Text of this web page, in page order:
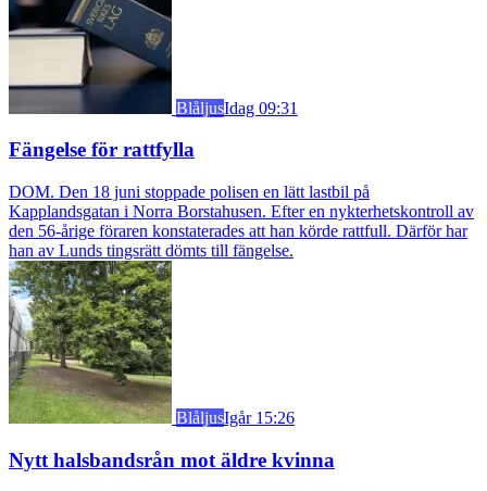
BlåljusIdag 09:31
Fängelse för rattfylla
DOM. Den 18 juni stoppade polisen en lätt lastbil på
Kapplandsgatan i Norra Borstahusen. Efter en nykterhetskontroll av
den 56-årige föraren konstaterades att han körde rattfull. Därför har
han av Lunds tingsrätt dömts till fängelse.
BlåljusIgår 15:26
Nytt halsbandsrån mot äldre kvinna